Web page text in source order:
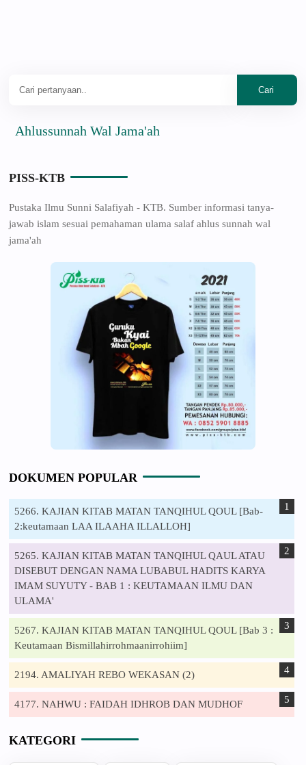
Wal Jama'ah
PISS-KTB
Pustaka Ilmu Sunni Salafiyah - KTB. Sumber informasi tanya-
jawab islam sesuai pemahaman ulama salaf ahlus sunnah wal
jama'ah
DOKUMEN POPULAR
5266. KAJIAN KITAB MATAN TANQIHUL QOUL [Bab-
2:keutamaan LAA ILAAHA ILLALLOH]
5265. KAJIAN KITAB MATAN TANQIHUL QAUL ATAU
DISEBUT DENGAN NAMA LUBABUL HADITS KARYA
IMAM SUYUTY - BAB 1 : KEUTAMAAN ILMU DAN
ULAMA'
5267. KAJIAN KITAB MATAN TANQIHUL QOUL [Bab 3 :
Keutamaan Bismillahirrohmaanirrohiim]
2194. AMALIYAH REBO WEKASAN (2)
4177. NAHWU : FAIDAH IDHROB DAN MUDHOF
KATEGORI